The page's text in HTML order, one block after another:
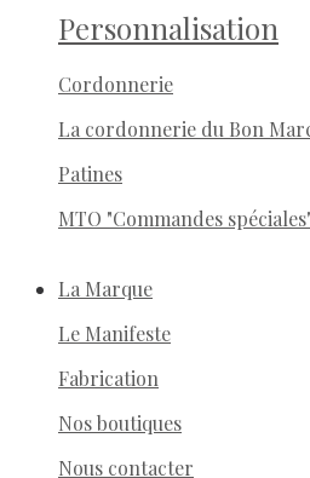
Personnalisation
Cordonnerie
La cordonnerie du Bon
Patines
MTO "Commandes spéciales"
La Marque
Le Manifeste
Fabrication
Nos boutiques
Nous contacter